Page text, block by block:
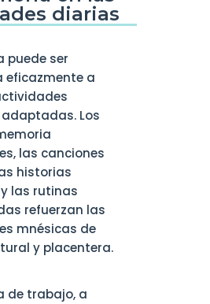
diarias
puede ser
eficazmente a
Los
las canciones
historias
las rutinas
refuerzan las
mnésicas de
y placentera.
de trabajo, a